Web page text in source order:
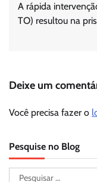
A rápida
TO) resultou na
Deixe um
Você precisa fazer o
Pesquise no Blog
Pesquisar